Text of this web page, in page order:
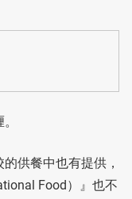
供餐中也有提供，
Food）』也不